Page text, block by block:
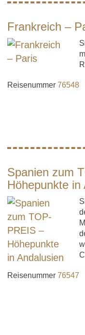
Frankreich –
Reisenummer 76548
Spanien zum
Höhepunkte in
Reisenummer 76547